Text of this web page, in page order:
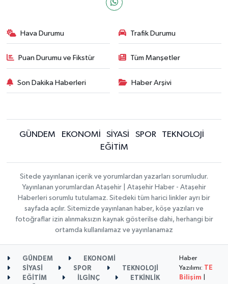
Hava Durumu Trafik Durumu
Puan Durumu ve Fikstür Tüm Manşetler
Son Dakika Haberleri Haber Arşivi
GÜNDEM EKONOMİ SİYASİ SPOR
TEKNOLOJİ
EĞİTİM
Sitede yayınlanan içerik ve yorumlardan yazarları sorumludur.
Yayınlanan yorumlardan Ataşehir | Ataşehir Haber - Ataşehir
Haberleri sorumlu tutulamaz. Sitedeki tüm harici linkler ayrı bir
sayfada açılır. Sitemizde yayınlanan haber, köşe yazıları ve
fotoğraflar izin alınmaksızın kaynak gösterilse dahi, herhangi bir
ortamda kullanılamaz ve yayınlanamaz
GÜNDEM
EKONOMİ
SİYASİ
SPOR
TEKNOLOJİ
EĞİTİM
İLGİNÇ ETKİNLİK
Haber
Yazılımı:
TE
Bilişim